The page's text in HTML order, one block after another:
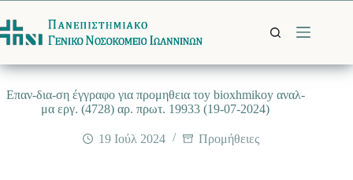
στο
περιεχόμενο
Eπαν-δια-ση έγγραφο για προμηθεια τοy bioxhmikoy αναλ-
μα εργ. (4728) αρ. πρωτ. 19933 (19-07-2024)
19 Ιούλ 2024 Προμήθειες